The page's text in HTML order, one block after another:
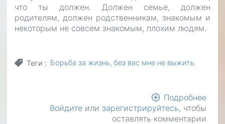
что ты должен. Должен семье, должен
родителям, должен родственникам, знакомым и
некоторым не совсем знакомым, плохим людям.
Теги Борьба за жизнь без вас мне не выжить
Подробнее
Войдите или зарегистрируйтесь, чтобы
оставлять комментарии